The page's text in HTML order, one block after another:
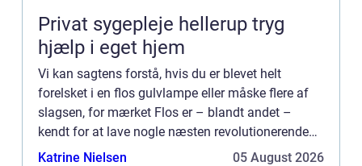
Privat sygepleje hellerup tryg
hjælp i eget hjem
Vi kan sagtens forstå, hvis du er blevet helt
forelsket i en flos gulvlampe eller måske flere af
slagsen, for mærket Flos er – blandt andet –
kendt for at lave nogle næsten revolutionerende
gulvlamper, som man ved ...
Katrine Nielsen 05 August 2026